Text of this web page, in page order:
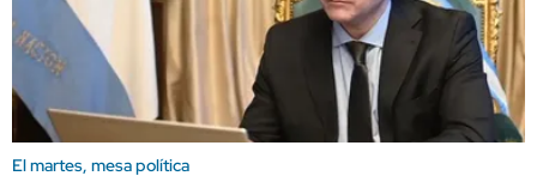
El martes, mesa política